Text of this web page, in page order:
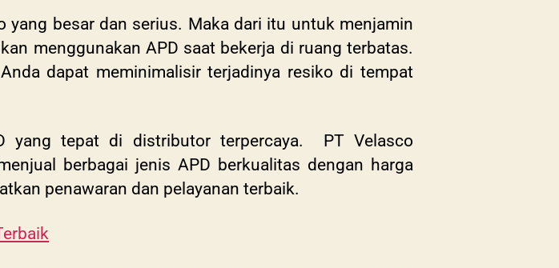
besar dan serius. Maka dari itu untuk menjamin
menggunakan APD saat bekerja di ruang terbatas.
dapat meminimalisir terjadinya resiko di tempat
yang tepat di distributor terpercaya.
PT Velasco
berbagai jenis APD berkualitas dengan harga
penawaran dan pelayanan terbaik.